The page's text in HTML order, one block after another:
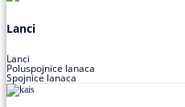
Lanci
Lanci
Poluspojnice lanaca
Spojnice lanaca